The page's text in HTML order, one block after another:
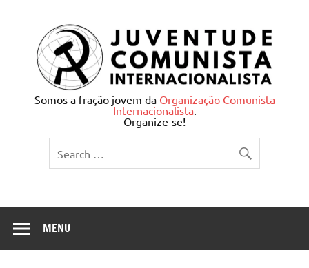
Juventude Comunista
Internacionalista
Somos a fração jovem da Organização Comunista
Internacionalista.
Organize-se!
MENU